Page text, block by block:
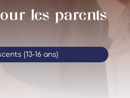
les parents
(13-16 ans)